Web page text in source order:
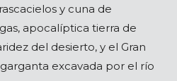
y cuna de
apocalíptica tierra de
del desierto, y el Gran
excavada por el río